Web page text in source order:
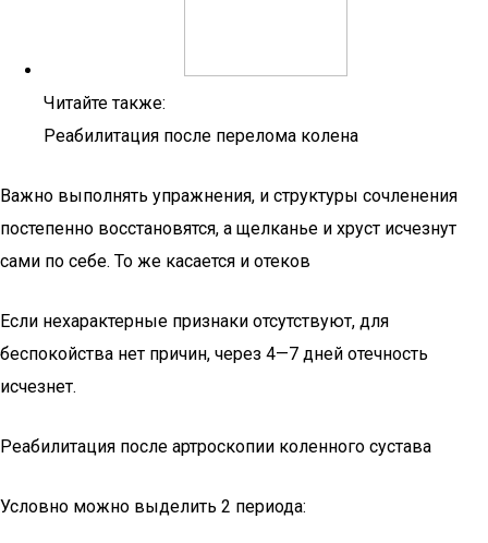
Читайте также:
Реабилитация после перелома колена
Важно выполнять упражнения, и структуры сочленения
постепенно восстановятся, а щелканье и хруст исчезнут
сами по себе. То же касается и отеков
Если нехарактерные признаки отсутствуют, для
беспокойства нет причин, через 4—7 дней отечность
исчезнет.
Реабилитация после артроскопии коленного сустава
Условно можно выделить 2 периода: